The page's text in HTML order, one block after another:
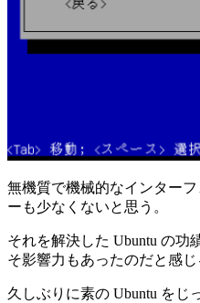
無機質で機械的なインター
ーも少なくないと思う。
それを解決した Ubuntu の功
そ影響力もあったのだと感じ
久しぶりに素の Ubuntu をじ